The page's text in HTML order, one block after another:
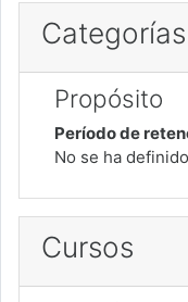
Propósito
Período de
No se ha
Cursos